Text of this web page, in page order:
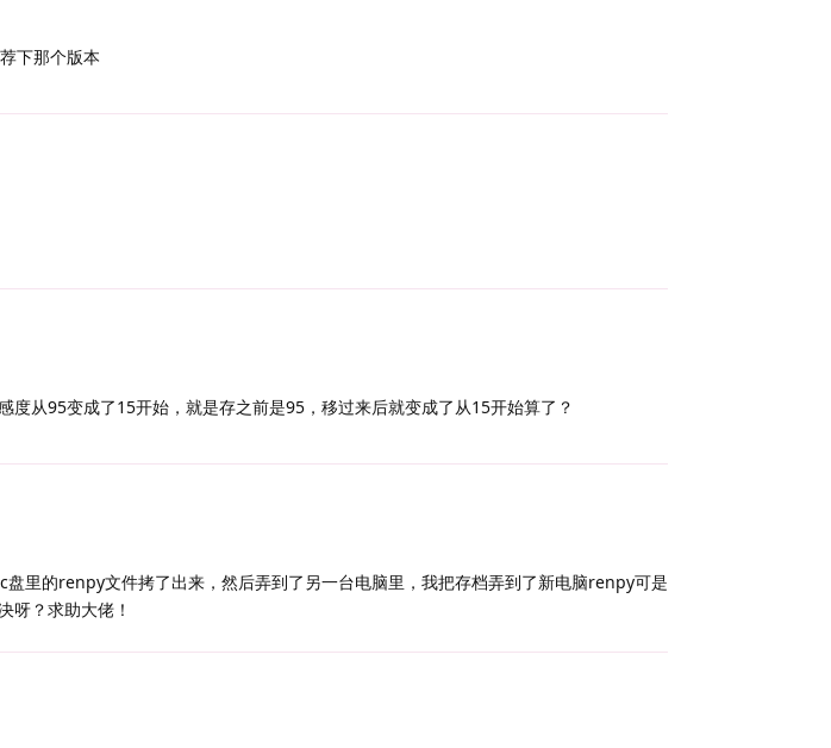
下那个版本
度从95变成了15开始，就是存之前是95，移过来后就变成了从15开始算了？
盘里的renpy文件拷了出来，然后弄到了另一台电脑里，我把存档弄到了新电脑renpy可是
呀？求助大佬！